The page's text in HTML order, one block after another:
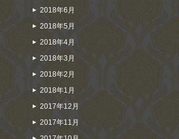
2018年6月
2018年5月
2018年4月
2018年3月
2018年2月
2018年1月
2017年12月
2017年11月